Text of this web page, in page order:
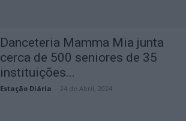
Danceteria Mamma Mia junta
cerca de 500 seniores de 35
instituições...
Estação Diária 24 de Abril, 2024